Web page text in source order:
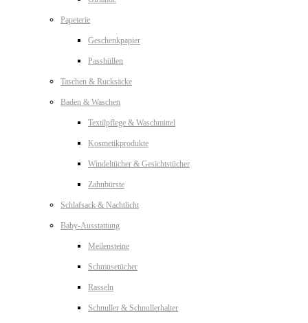
Papeterie
Geschenkpapier
Passhüllen
Taschen & Rucksäcke
Baden & Waschen
Textilpflege & Waschmittel
Kosmetikprodukte
Windeltücher & Gesichtstücher
Zahnbürste
Schlafsack & Nachtlicht
Baby-Ausstattung
Meilensteine
Schmusetücher
Rasseln
Schnuller & Schnullerhalter